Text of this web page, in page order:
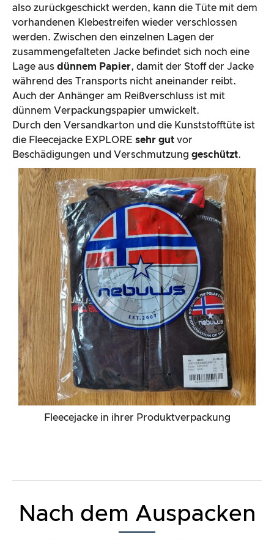
Fleecejacke in ihrer Produktverpackung
also zurückgeschickt werden, kann die Tüte mit dem
vorhandenen Klebestreifen wieder verschlossen
werden. Zwischen den einzelnen Lagen der
zusammengefalteten Jacke befindet sich noch eine
Lage aus dünnem Papier, damit der Stoff der Jacke
während des Transports nicht aneinander reibt.
Auch der Anhänger am Reißverschluss ist mit
dünnem Verpackungspapier umwickelt.
Durch den Versandkarton und die Kunststofftüte ist
die Fleecejacke EXPLORE sehr gut vor
Beschädigungen und Verschmutzung geschützt.
Nach dem Auspacken